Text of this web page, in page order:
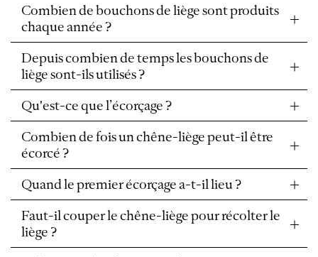
Combien de bouchons de liège sont produits
chaque année ?
Depuis combien de temps les bouchons de
liège sont-ils utilisés ?
Qu'est-ce que l’écorçage ?
Combien de fois un chêne-liège peut-il être
écorcé ?
Quand le premier écorçage a-t-il lieu ?
Faut-il couper le chêne-liège pour récolter le
liège ?